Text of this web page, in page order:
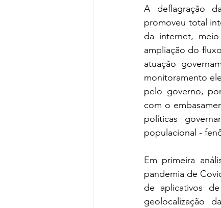
A deflagração
promoveu total
da internet,
ampliação do
atuação
monitoramento
pelo governo,
com o
políticas
populacional -
Em primeira
pandemia de
de aplicativos
geolocalização